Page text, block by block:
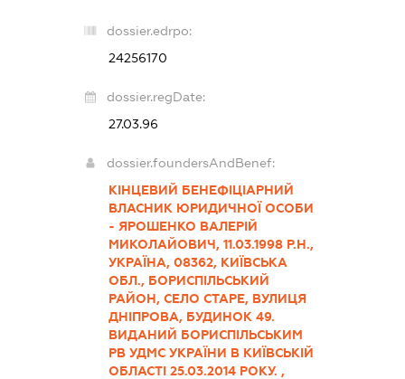
dossier.edrpo:
24256170
dossier.regDate:
27.03.96
dossier.foundersAndBenef:
КІНЦЕВИЙ БЕНЕФІЦІАРНИЙ
ВЛАСНИК ЮРИДИЧНОЇ ОСОБИ
- ЯРОШЕНКО ВАЛЕРІЙ
МИКОЛАЙОВИЧ, 11.03.1998 Р.Н.,
УКРАЇНА, 08362, КИЇВСЬКА
ОБЛ., БОРИСПІЛЬСЬКИЙ
РАЙОН, СЕЛО СТАРЕ, ВУЛИЦЯ
ДНІПРОВА, БУДИНОК 49.
ВИДАНИЙ БОРИСПІЛЬСЬКИМ
РВ УДМС УКРАЇНИ В КИЇВСЬКІЙ
ОБЛАСТІ 25.03.2014 РОКУ. ,